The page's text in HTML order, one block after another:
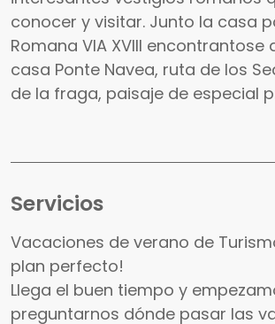
conocer y visitar. Junto la casa
Romana VIA XVIII encontrantose
casa Ponte Navea, ruta de los
de la fraga, paisaje de especial
Servicios
Vacaciones de verano de
plan perfecto!
Llega el buen tiempo y
preguntarnos dónde pasar las